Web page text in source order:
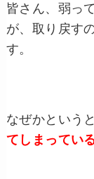
皆さん、弱っ
が、取り戻す
す。
なぜかという
てしまってい